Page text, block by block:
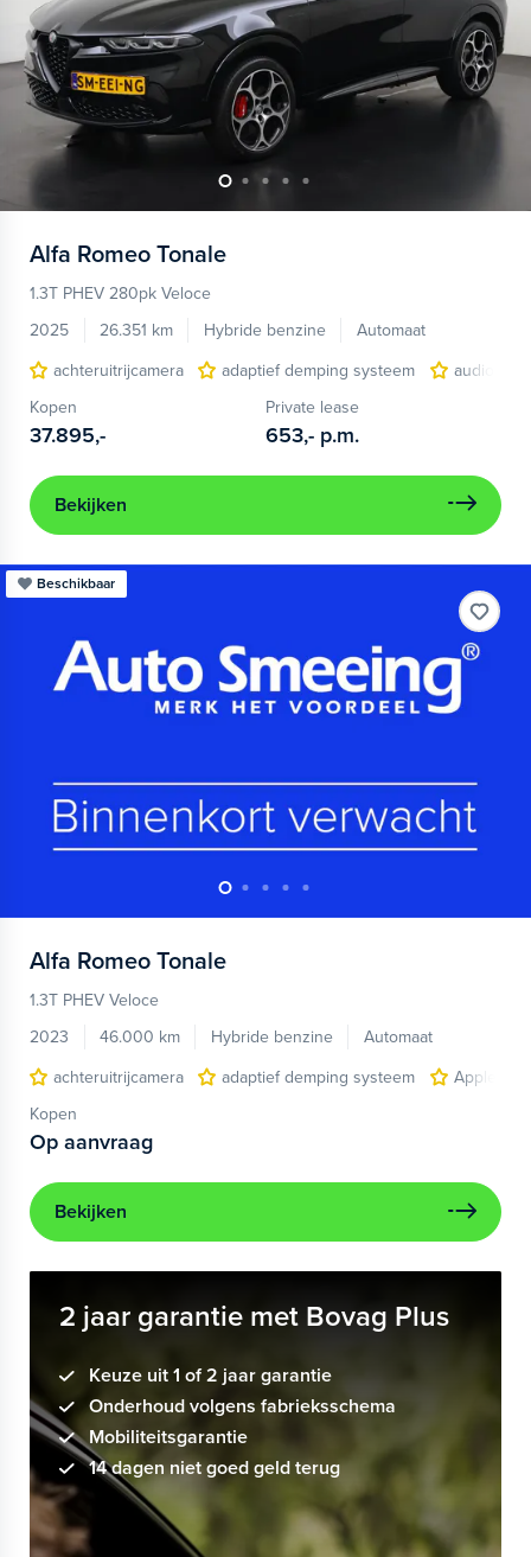
Alfa Romeo Tonale
1.3T PHEV 280pk Veloce
2025
26.351 km Hybride benzine
Automaat
achteruitrijcamera
adaptief demping systeem
audio
Kopen
37.895,-
Private lease
653,- p.m.
Bekijken
Beschikbaar
Alfa Romeo Tonale
1.3T PHEV Veloce
2023
46.000 km Hybride benzine
Automaat
achteruitrijcamera
adaptief demping systeem
Apple
Kopen
Op aanvraag
Bekijken
2 jaar garantie met Bovag Plus
Keuze uit 1 of 2 jaar garantie
Onderhoud volgens fabrieksschema
Mobiliteitsgarantie
14 dagen niet goed geld terug